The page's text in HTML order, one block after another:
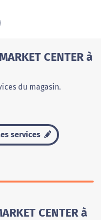
CENTER à
du magasin.
services
CENTER à